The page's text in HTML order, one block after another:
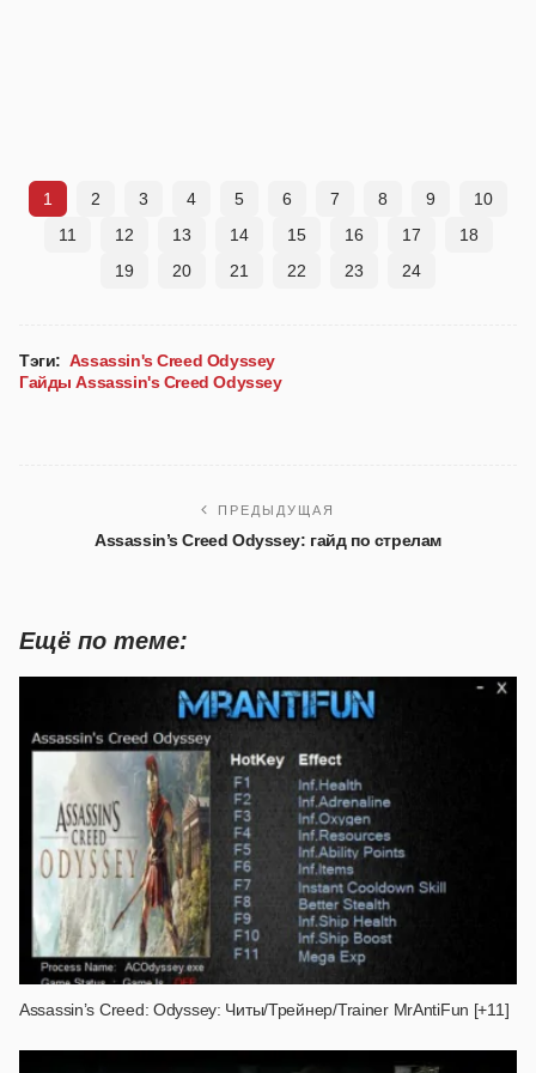
1 2 3 4 5 6 7 8 9
10
11
12 13 14 15 16 17
18
19
20 21 22 23 24
Тэги: Assassin's Creed Odyssey
Гайды Assassin's Creed Odyssey
ПРЕДЫДУЩАЯ
Assassin’s Creed Odyssey: гайд по стрелам
Ещё по теме:
Assassin’s Creed: Odyssey: Читы/Трейнер/Trainer MrAntiFun [+11]